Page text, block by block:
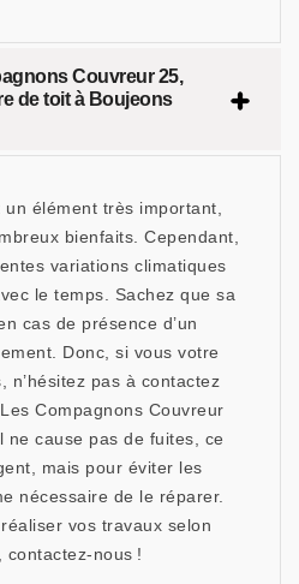
Couvreur 25,
de toit à Boujeons
élément très important,
bienfaits. Cependant,
variations climatiques
le temps. Sachez que sa
cas de présence d’un
Donc, si vous votre
n’hésitez pas à contactez
Compagnons Couvreur
ne cause pas de fuites, ce
mais pour éviter les
nécessaire de le réparer.
vos travaux selon
nous !